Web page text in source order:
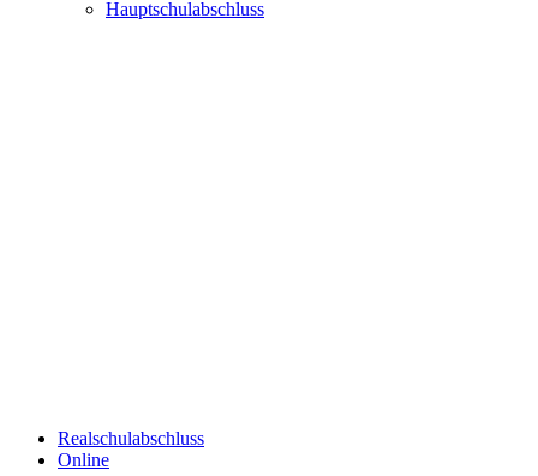
Hauptschulabschluss
Realschulabschluss
Online